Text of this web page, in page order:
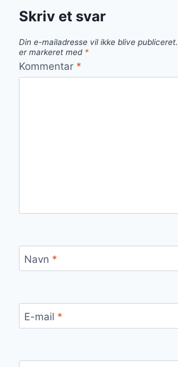
Skriv et svar
Din e-mailadresse vil ikke blive publiceret.
er markeret med *
Kommentar *
Navn *
E-mail *